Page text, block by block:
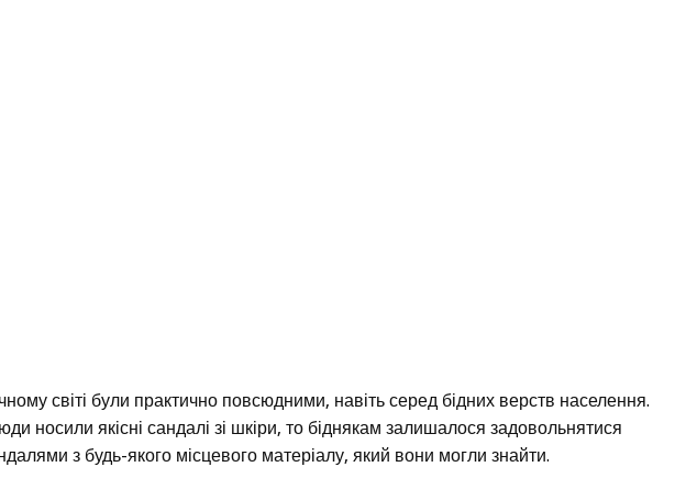
світі були практично повсюдними, навіть серед бідних верств населення.
носили якісні сандалі зі шкіри, то біднякам залишалося задовольнятися
з будь-якого місцевого матеріалу, який вони могли знайти.